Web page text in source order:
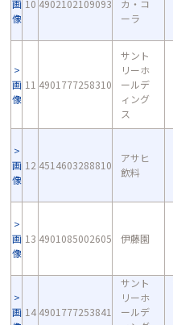
画
像
10 4902102109093
カ・コ
ーラ
画
像
11 4901777258310
サント
リーホ
ールデ
ィング
ス
画
像
12 4514603288810
アサヒ
飲料
画
像
13 4901085002605 伊藤園
画 14 4901777253841
サント
リーホ
ールデ